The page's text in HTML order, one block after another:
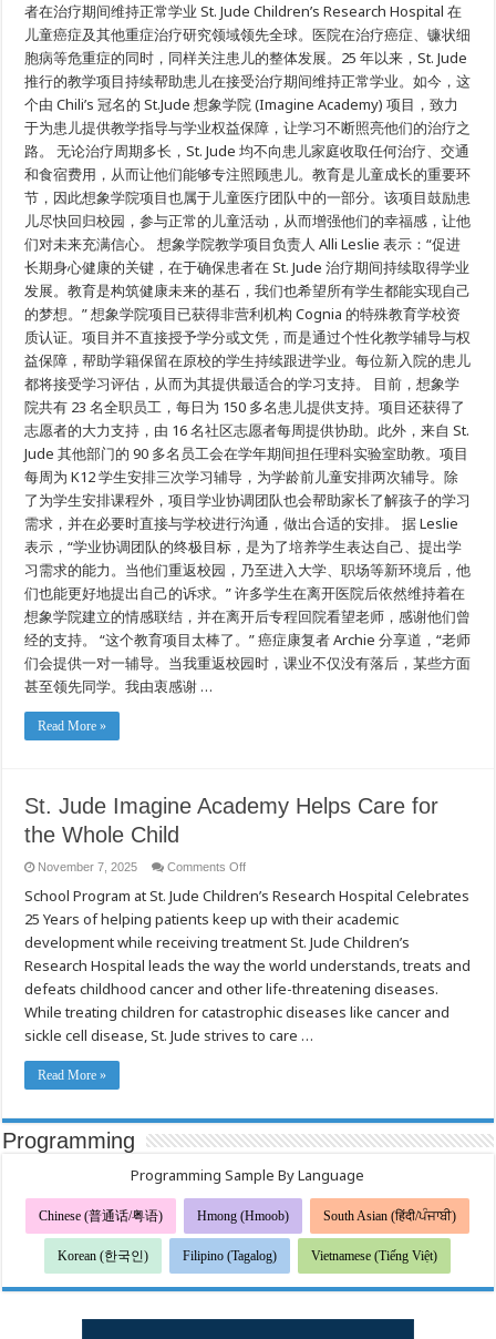
象
学
院
助
力
患
儿
全
面
成
长
者在治疗期间维持正常学业 St. Jude Children’s Research Hospital 在
儿童癌症及其他重症治疗研究领域领先全球。医院在治疗癌症、镰状细
胞病等危重症的同时，同样关注患儿的整体发展。25 年以来，St. Jude
推行的教学项目持续帮助患儿在接受治疗期间维持正常学业。如今，这
个由 Chili’s 冠名的 St.Jude 想象学院 (Imagine Academy) 项目，致力
于为患儿提供教学指导与学业权益保障，让学习不断照亮他们的治疗之
路。 无论治疗周期多长，St. Jude 均不向患儿家庭收取任何治疗、交通
和食宿费用，从而让他们能够专注照顾患儿。教育是儿童成长的重要环
节，因此想象学院项目也属于儿童医疗团队中的一部分。该项目鼓励患
儿尽快回归校园，参与正常的儿童活动，从而增强他们的幸福感，让他
们对未来充满信心。 想象学院教学项目负责人 Alli Leslie 表示：“促进
长期身心健康的关键，在于确保患者在 St. Jude 治疗期间持续取得学业
发展。教育是构筑健康未来的基石，我们也希望所有学生都能实现自己
的梦想。” 想象学院项目已获得非营利机构 Cognia 的特殊教育学校资
质认证。项目并不直接授予学分或文凭，而是通过个性化教学辅导与权
益保障，帮助学籍保留在原校的学生持续跟进学业。每位新入院的患儿
都将接受学习评估，从而为其提供最适合的学习支持。 目前，想象学
院共有 23 名全职员工，每日为 150 多名患儿提供支持。项目还获得了
志愿者的大力支持，由 16 名社区志愿者每周提供协助。此外，来自 St.
Jude 其他部门的 90 多名员工会在学年期间担任理科实验室助教。项目
每周为 K12 学生安排三次学习辅导，为学龄前儿童安排两次辅导。除
了为学生安排课程外，项目学业协调团队也会帮助家长了解孩子的学习
需求，并在必要时直接与学校进行沟通，做出合适的安排。 据 Leslie
表示，“学业协调团队的终极目标，是为了培养学生表达自己、提出学
习需求的能力。当他们重返校园，乃至进入大学、职场等新环境后，他
们也能更好地提出自己的诉求。” 许多学生在离开医院后依然维持着在
想象学院建立的情感联结，并在离开后专程回院看望老师，感谢他们曾
经的支持。 “这个教育项目太棒了。” 癌症康复者 Archie 分享道，“老师
们会提供一对一辅导。当我重返校园时，课业不仅没有落后，某些方面
甚至领先同学。我由衷感谢 …
Read More »
St. Jude Imagine Academy Helps Care for
the Whole Child
November 7, 2025 Comments Offon
Jude
Imagine
Academy
Helps
Care
for
the
Whole
Child
School Program at St. Jude Children’s Research Hospital Celebrates
25 Years of helping patients keep up with their academic
development while receiving treatment St. Jude Children’s
Research Hospital leads the way the world understands, treats and
defeats childhood cancer and other life-threatening diseases.
While treating children for catastrophic diseases like cancer and
sickle cell disease, St. Jude strives to care …
Read More »
Programming
Programming Sample By Language
Chinese (普通话/粤语) Hmong (Hmoob) South Asian (हिंदी/ਪੰਜਾਬੀ)
Korean (한국인) Filipino (Tagalog) Vietnamese (Tiếng Việt)